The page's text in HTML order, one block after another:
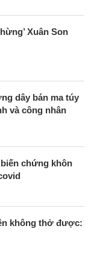
Xuân Son
dây bán ma túy
và công nhân
chứng khôn
không thở được: